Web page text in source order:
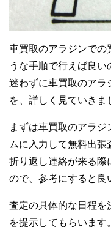
車買取のアラジンでの
うな手順で行えば良い
迷わずに車買取のアラ
を、詳しく見ていきま
まずは車買取のアラ
ムに入力して無料出張
折り返し連絡が来る際
ので、参考にすると良
査定の具体的な日程を
を提示してもらいます。